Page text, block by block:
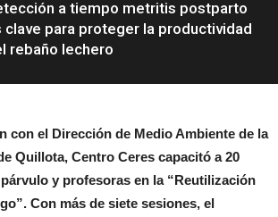
a tiempo metritis postparto
clave para proteger la productividad
rebaño lechero
con el Dirección de Medio Ambiente de la
Quillota, Centro Ceres capacitó a 20
y profesoras en la “Reutilización
Con más de siete sesiones, el